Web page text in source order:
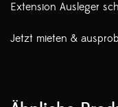
Extension Ausleger
Jetzt mieten &